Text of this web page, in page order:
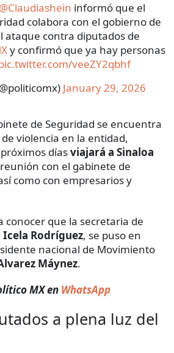
@Claudiashein informó que el
colabora con el gobierno de
ataque contra diputados de
y confirmó que ya hay personas
veeZY2qbhf
January 29, 2026
de Seguridad se encuentra
violencia en la entidad,
díasviajará a Sinaloa
con el gabinete de
como con empresarios y
conocer que la secretaria de
Icela Rodríguez, se puso en
nacional de Movimiento
Máynez.
MX en WhatsApp
a plena luz del